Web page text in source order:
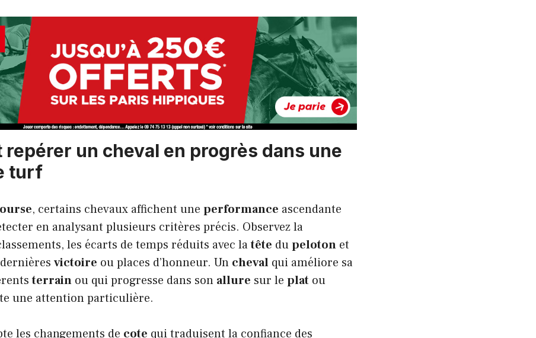
repérer un cheval en progrès dans une
turf
, certains chevaux affichent une performance ascendante
en analysant plusieurs critères précis. Observez la
les écarts de temps réduits avec latête dupeloton et
victoire ou places d’honneur. Un cheval qui améliore sa
terrain ou qui progresse dans son allure sur le plat ou
une attention particulière.
les changements de cote qui traduisent la confiance des